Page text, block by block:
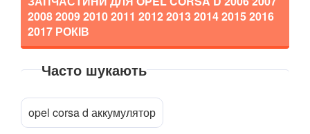
Прикріпити файл
2008 2009 2010 2011 2012 2013 2014 2015 2016
2017 РОКІВ
Часто шукають
opel corsa d аккумулятор